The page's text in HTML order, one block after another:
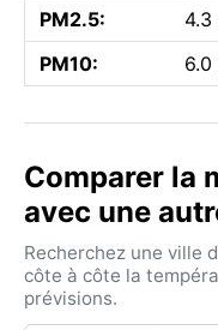
PM2.5:
4.3
PM10:
6.0
Comparer la
avec une
Recherchez une ville
côte à côte la
prévisions.